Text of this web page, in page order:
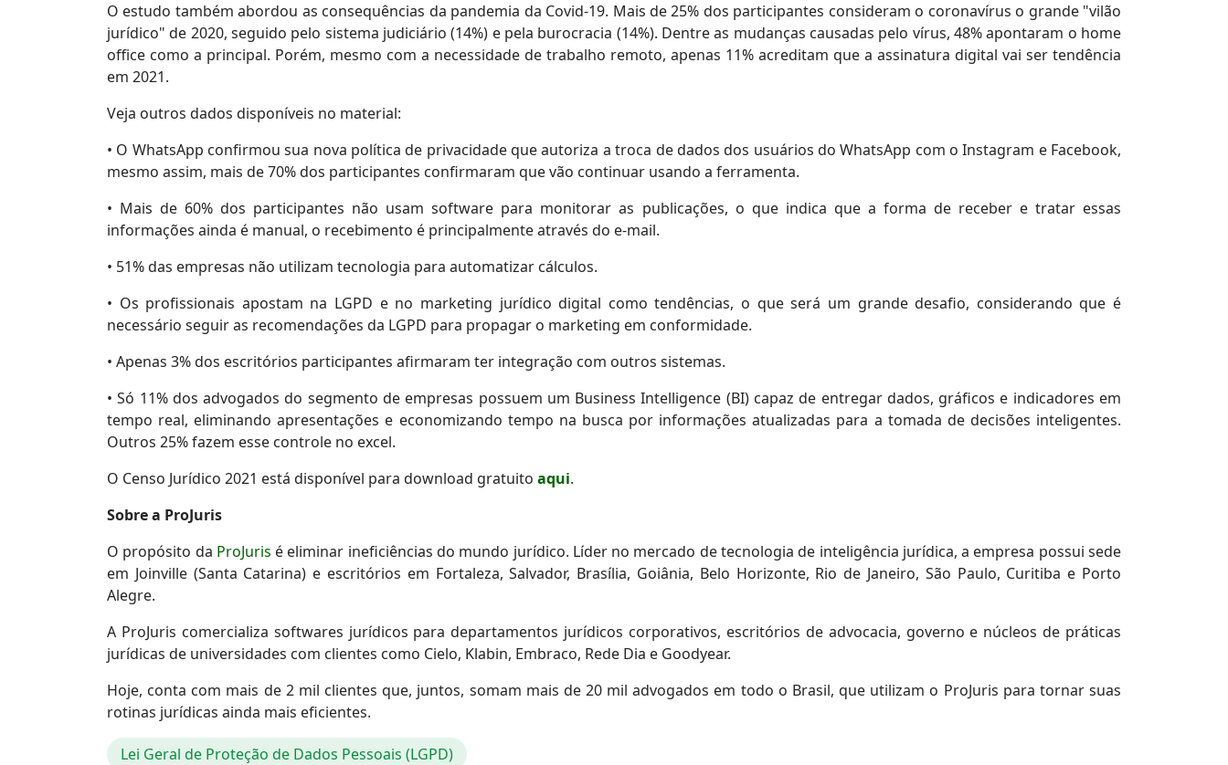
O estudo também abordou as consequências da pandemia da Covid-19. Mais de 25% dos participantes consideram o coronavírus o grande "vilão
jurídico" de 2020, seguido pelo sistema judiciário (14%) e pela burocracia (14%). Dentre as mudanças causadas pelo vírus, 48% apontaram o home
office como a principal. Porém, mesmo com a necessidade de trabalho remoto, apenas 11% acreditam que a assinatura digital vai ser tendência
em 2021.
Veja outros dados disponíveis no material:
• O WhatsApp confirmou sua nova política de privacidade que autoriza a troca de dados dos usuários do WhatsApp com o Instagram e Facebook,
mesmo assim, mais de 70% dos participantes confirmaram que vão continuar usando a ferramenta.
• Mais de 60% dos participantes não usam software para monitorar as publicações, o que indica que a forma de receber e tratar essas
informações ainda é manual, o recebimento é principalmente através do e-mail.
• 51% das empresas não utilizam tecnologia para automatizar cálculos.
• Os profissionais apostam na LGPD e no marketing jurídico digital como tendências, o que será um grande desafio, considerando que é
necessário seguir as recomendações da LGPD para propagar o marketing em conformidade.
• Apenas 3% dos escritórios participantes afirmaram ter integração com outros sistemas.
• Só 11% dos advogados do segmento de empresas possuem um Business Intelligence (BI) capaz de entregar dados, gráficos e indicadores em
tempo real, eliminando apresentações e economizando tempo na busca por informações atualizadas para a tomada de decisões inteligentes.
Outros 25% fazem esse controle no excel.
O Censo Jurídico 2021 está disponível para download gratuito aqui.
Sobre a ProJuris
O propósito da ProJuris é eliminar ineficiências do mundo jurídico. Líder no mercado de tecnologia de inteligência jurídica, a empresa possui sede
em Joinville (Santa Catarina) e escritórios em Fortaleza, Salvador, Brasília, Goiânia, Belo Horizonte, Rio de Janeiro, São Paulo, Curitiba e Porto
Alegre.
A ProJuris comercializa softwares jurídicos para departamentos jurídicos corporativos, escritórios de advocacia, governo e núcleos de práticas
jurídicas de universidades com clientes como Cielo, Klabin, Embraco, Rede Dia e Goodyear.
Hoje, conta com mais de 2 mil clientes que, juntos, somam mais de 20 mil advogados em todo o Brasil, que utilizam o ProJuris para tornar suas
rotinas jurídicas ainda mais eficientes.
Lei Geral de Proteção de Dados Pessoais (LGPD)